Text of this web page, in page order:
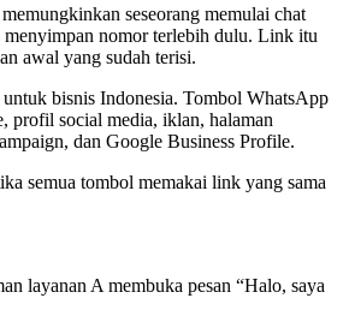
memungkinkan seseorang memulai chat
nomor terlebih dulu. Link itu
awal yang sudah terisi.
bisnis Indonesia. Tombol WhatsApp
profil social media, iklan, halaman
dan Google Business Profile.
semua tombol memakai link yang sama
layanan A membuka pesan “Halo, saya